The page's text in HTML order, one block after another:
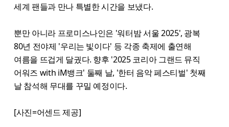
세계 팬들과 만나 특별한 시간을 보냈다.
뿐만 아니라 프로미스나인은 '워터밤 서울 2025', 광복
80년 전야제 '우리는 빛이다' 등 각종 축제에 출연해
여름을 뜨겁게 달궜다. 향후 '2025 코리아 그랜드 뮤직
어워즈 with iM뱅크' 둘째 날, '한터 음악 페스티벌' 첫째
날 참석해 무대를 꾸밀 예정이다.
[사진=어센드 제공]